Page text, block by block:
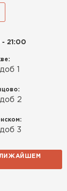
21:00
1
2
3